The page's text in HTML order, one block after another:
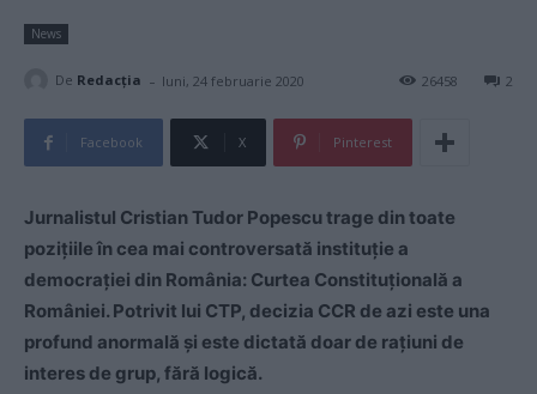
News
De Redacţia - luni, 24 februarie 2020 2
26458
Facebook X Pinterest
Jurnalistul Cristian Tudor Popescu trage din toate
poziţiile în cea mai controversată instituţie a
democraţiei din România: Curtea Constituţională a
României. Potrivit lui CTP, decizia CCR de azi este una
profund anormală şi este dictată doar de raţiuni de
interes de grup, fără logică.